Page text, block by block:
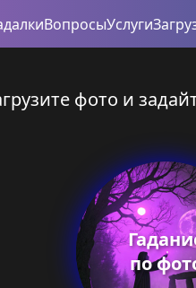
ВопросыУслуги
фото и
по